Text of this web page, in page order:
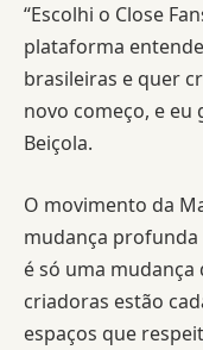
“Escolhi o Close
plataforma
brasileiras e quer
novo começo, e eu
Beiçola.
O movimento da
mudança
é só uma
criadoras estão
espaços que